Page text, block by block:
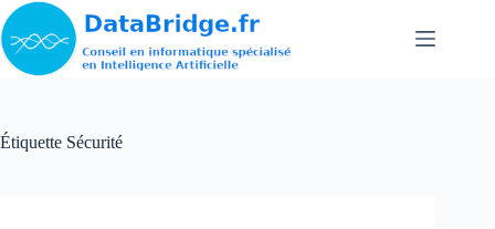
Passer
au
contenu
Étiquette Sécurité